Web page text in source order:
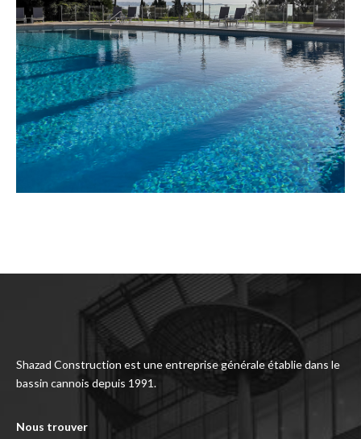
Shazad Construction est une entreprise générale établie dans le
bassin cannois depuis 1991.
Nous trouver